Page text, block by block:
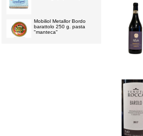
Mobiliol Metallor Bordo
barattolo 250 g. pasta
"manteca"